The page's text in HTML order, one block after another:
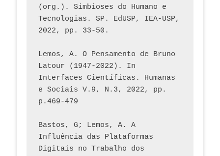
(org.). Simbioses do Humano e
Tecnologias. SP. EdUSP, IEA-USP,
2022, pp. 33-50.
Lemos, A. O Pensamento de Bruno
Latour (1947-2022). In
Interfaces Científicas. Humanas
e Sociais V.9, N.3, 2022, pp.
p.469-479
Bastos, G; Lemos, A. A
Influência das Plataformas
Digitais no Trabalho dos